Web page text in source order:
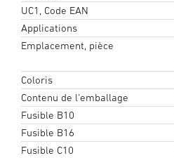
UC1, Code EAN
Applications
Emplacement, pièce
Coloris
Contenu de l'emballage
Fusible B10
Fusible B16
Fusible C10